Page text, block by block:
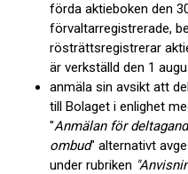
förda aktieboken den
förvaltarregistrerade,
rösträttsregistrerar
är verkställd den 1
anmäla sin avsikt att
till Bolaget i enlighet
"Anmälan för
ombud" alternativt
under rubriken